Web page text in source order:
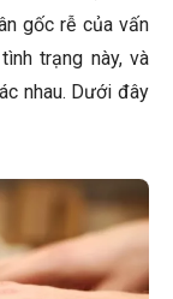
gốc rễ của vấn
trạng này, và
nhau. Dưới đây